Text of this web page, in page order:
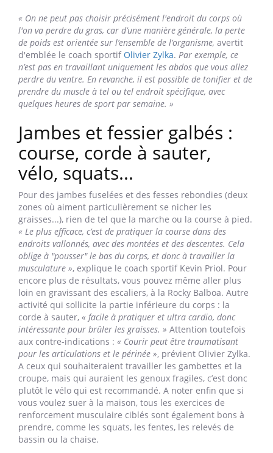
« On ne peut pas choisir précisément l'endroit du corps où
l'on va perdre du gras, car d’une manière générale, la perte
de poids est orientée sur l’ensemble de l’organisme, avertit
d'emblée le coach sportif Olivier Zylka. Par exemple, ce
n’est pas en travaillant uniquement les abdos que vous allez
perdre du ventre. En revanche, il est possible de tonifier et de
prendre du muscle à tel ou tel endroit spécifique, avec
quelques heures de sport par semaine. »
Jambes et fessier galbés :
course, corde à sauter,
vélo, squats...
Pour des jambes fuselées et des fesses rebondies (deux
zones où aiment particulièrement se nicher les
graisses...), rien de tel que la marche ou la course à pied.
« Le plus efficace, c’est de pratiquer la course dans des
endroits vallonnés, avec des montées et des descentes. Cela
oblige à "pousser" le bas du corps, et donc à travailler la
musculature », explique le coach sportif Kevin Priol. Pour
encore plus de résultats, vous pouvez même aller plus
loin en gravissant des escaliers, à la Rocky Balboa. Autre
activité qui sollicite la partie inférieure du corps : la
corde à sauter, « facile à pratiquer et ultra cardio, donc
intéressante pour brûler les graisses. » Attention toutefois
aux contre-indications : « Courir peut être traumatisant
pour les articulations et le périnée », prévient Olivier Zylka.
A ceux qui souhaiteraient travailler les gambettes et la
croupe, mais qui auraient les genoux fragiles, c’est donc
plutôt le vélo qui est recommandé. A noter enfin que si
vous voulez suer à la maison, tous les exercices de
renforcement musculaire ciblés sont également bons à
prendre, comme les squats, les fentes, les relevés de
bassin ou la chaise.